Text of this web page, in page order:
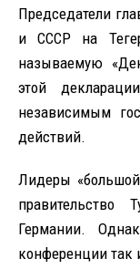
Председатели
и СССР на
называемую
этой
независимым
действий.
Лидеры
Германии.
конференции так